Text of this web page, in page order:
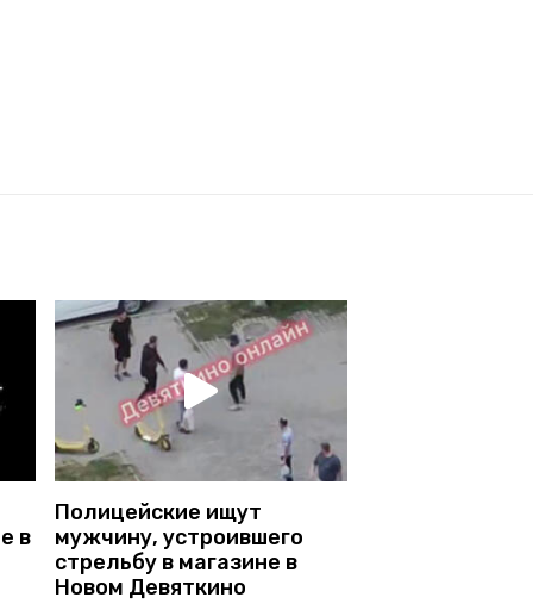
в
Полицейские ищут
мужчину, устроившего
стрельбу в магазине в
Новом Девяткино